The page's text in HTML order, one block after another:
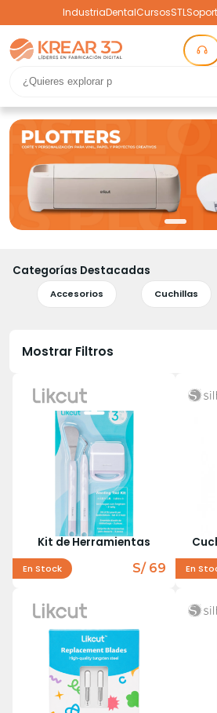
IndustriaDentalCursosSTL
Categorías Destacadas
Accesorios Cuchillas
Mostrar Filtros
Kit de Herramientas
En Stock S/ 69 En